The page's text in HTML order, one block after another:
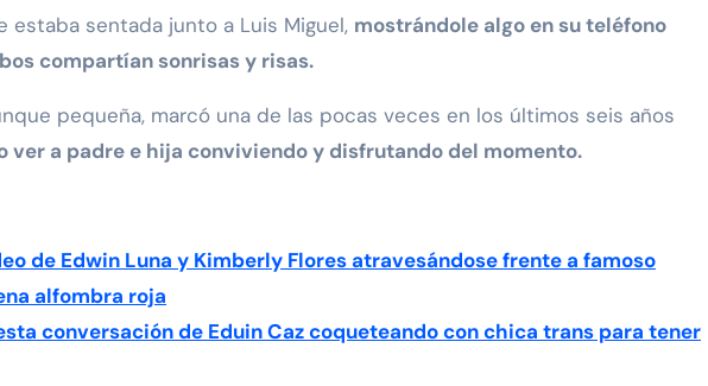
estaba sentada junto a Luis Miguel, mostrándole algo en su teléfono
compartían sonrisas y risas.
pequeña, marcó una de las pocas veces en los últimos seis años
ver a padre e hija conviviendo y disfrutando del momento.
de Edwin Luna y Kimberly Flores atravesándose frente a famoso
alfombra roja
conversación de Eduin Caz coqueteando con chica trans para tener